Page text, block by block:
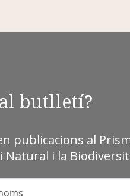
butlletí?
publicacions al
Natural i la